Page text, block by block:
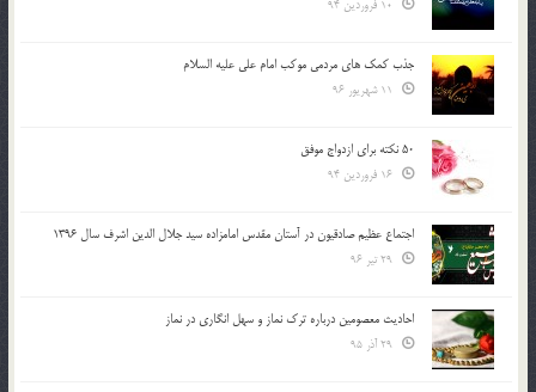
جذب کمک های مردمی موکب امام علی علیه السلام
50 نکته برای ازدواج موفق
اجتماع عظیم صادقیون در آستان مقدس امامزاده سید جلال الدین اشرف سال 1396
احادیث معصومین درباره ترک نماز و سهل انگاری در نماز